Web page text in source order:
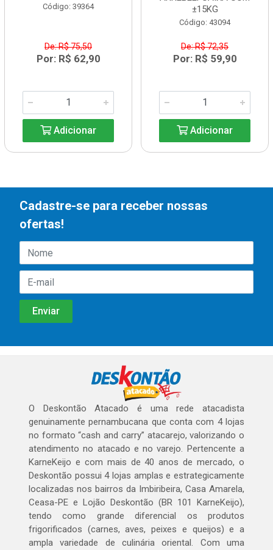
Código: 39364
De: R$ 75,50
Por: R$ 62,90
Adicionar
±15KG
Código: 43094
De: R$ 72,35
Por: R$ 59,90
Adicionar
Cadastre-se para receber nossas
ofertas!
O Deskontão Atacado é uma rede atacadista
genuinamente pernambucana que conta com 4 lojas
no formato “cash and carry” atacarejo, valorizando o
atendimento no atacado e no varejo. Pertencente a
KarneKeijo e com mais de 40 anos de mercado, o
Deskontão possui 4 lojas amplas e estrategicamente
localizadas nos bairros da Imbiribeira, Casa Amarela,
Ceasa-PE e Lojão Deskontão (BR 101 KarneKeijo),
tendo como grande diferencial os produtos
frigorificados (carnes, aves, peixes e queijos) e a
ampla variedade de culinária oriental. Com uma